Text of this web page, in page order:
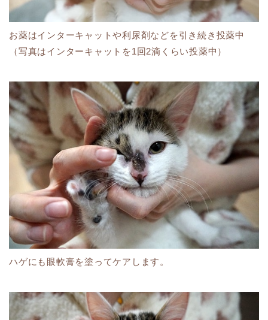
お薬はインターキャットや利尿剤などを引き続き投薬中
（写真はインターキャットを1回2滴くらい投薬中）
ハゲにも眼軟膏を塗ってケアします。